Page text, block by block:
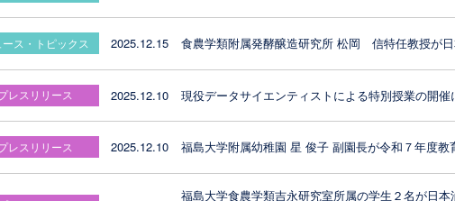
ス・トピックス 2025.12.15 食農学類附属発酵醸造研究所 松岡 信特任教授が
レスリリース 2025.12.10 現役データサイエンティストによる特別授業の開催
レスリリース 2025.12.10 福島大学附属幼稚園 星 俊子 副園長が令和７年度
福島大学食農学類吉永研究室所属の学生２名が日